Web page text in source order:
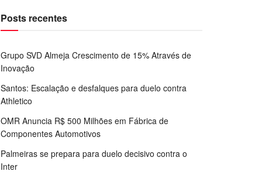
Posts recentes
Grupo SVD Almeja Crescimento de 15% Através de
Inovação
Santos: Escalação e desfalques para duelo contra
Athletico
OMR Anuncia R$ 500 Milhões em Fábrica de
Componentes Automotivos
Palmeiras se prepara para duelo decisivo contra o
Inter